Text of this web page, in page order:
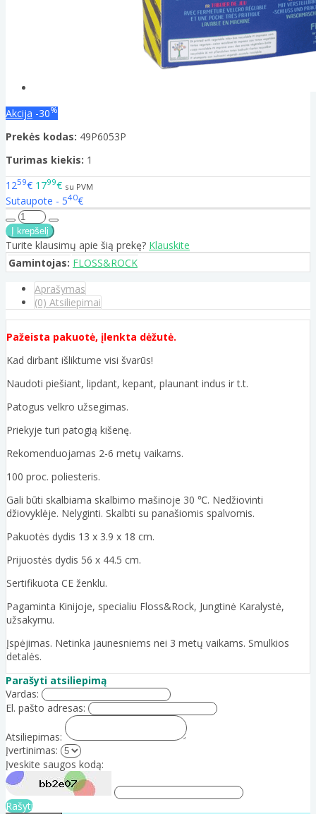
Akcija -30%
Prekės kodas: 49P6053P
Turimas kiekis: 1
1259€ 1799€ su PVM
Sutaupote - 540€
Turite klausimų apie šią prekę? Klauskite
Gamintojas: FLOSS&ROCK
Aprašymas
(0) Atsiliepimai
Pažeista pakuotė, įlenkta dėžutė.
Kad dirbant išliktume visi švarūs!
Naudoti piešiant, lipdant, kepant, plaunant indus ir t.t.
Patogus velkro užsegimas.
Priekyje turi patogią kišenę.
Rekomenduojamas 2-6 metų vaikams.
100 proc. poliesteris.
Gali būti skalbiama skalbimo mašinoje 30 ℃. Nedžiovinti
džiovyklėje. Nelyginti. Skalbti su panašiomis spalvomis.
Pakuotės dydis 13 x 3.9 x 18 cm.
Prijuostės dydis 56 x 44.5 cm.
Sertifikuota CE ženklu.
Pagaminta Kinijoje, specialiu Floss&Rock, Jungtinė Karalystė,
užsakymu.
Įspėjimas. Netinka jaunesniems nei 3 metų vaikams. Smulkios
detalės.
Parašyti atsiliepimą
Vardas:
El. pašto adresas:
Atsiliepimas:
Įvertinimas:
Įveskite saugos kodą:
Rašyti